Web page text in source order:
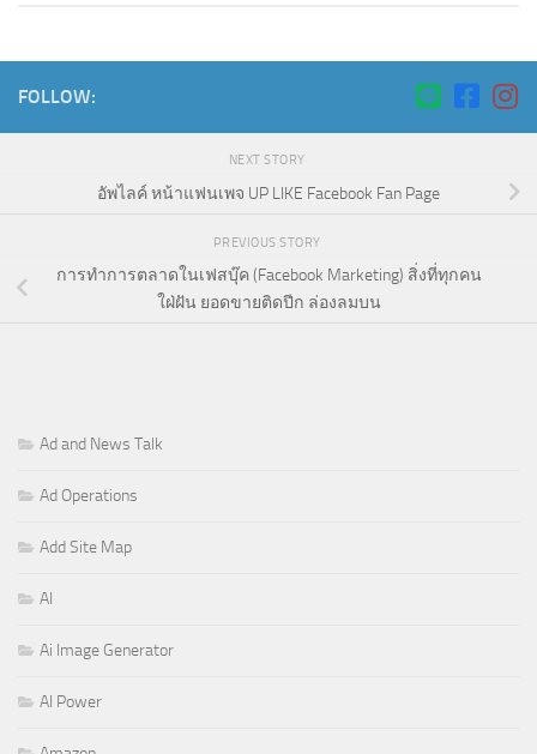
FOLLOW:
NEXT STORY
อัพไลค์ หน้าแฟนเพจ UP LIKE Facebook Fan Page
PREVIOUS STORY
การทำการตลาดในเฟสบุ๊ค (Facebook Marketing) สิ่งที่ทุกคน
ใฝ่ฝัน ยอดขายติดปีก ล่องลมบน
Ad and News Talk
Ad Operations
Add Site Map
AI
Ai Image Generator
AI Power